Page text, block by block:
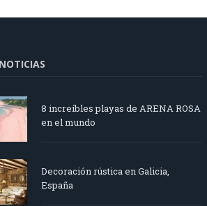
8 increíbles playas de ARENA ROSA
en el mundo
Decoración rústica en Galicia,
España